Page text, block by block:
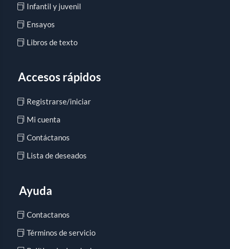
Infantil y juvenil
Ensayos
Libros de texto
Accesos rápidos
Registrarse/iniciar
Mi cuenta
Contáctanos
Lista de deseados
Ayuda
Contactanos
Términos de servicio